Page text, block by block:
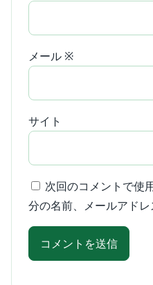
メール ※
サイト
次回のコメントで使
分の名前、メールアドレ